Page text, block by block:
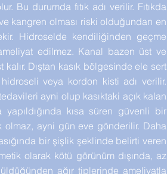
Bu durumda fıtık adı verilir. Fıtıkda
kangren olması riski olduğundan en
Hidroselde kendiliğinden geçme
edilmez. Kanal bazen üst ve
Dıştan kasık bölgesinde ele sert
veya kordon kisti adı verilir.
ayni olup kasıktaki açık kalan
yapıldığında kısa süren güvenli bir
olmaz, ayni gün eve gönderilir. Daha
bir şişlik şeklinde belirti veren
olarak kötü görünüm dışında, az
ağır tiplerinde ameliyatla